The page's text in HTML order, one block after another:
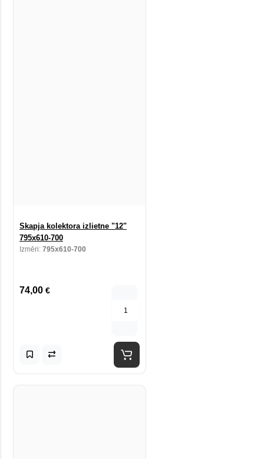
Skapja kolektora izlietne "12"
795x610-700
Izmēri: 795x610-700
74,00 €